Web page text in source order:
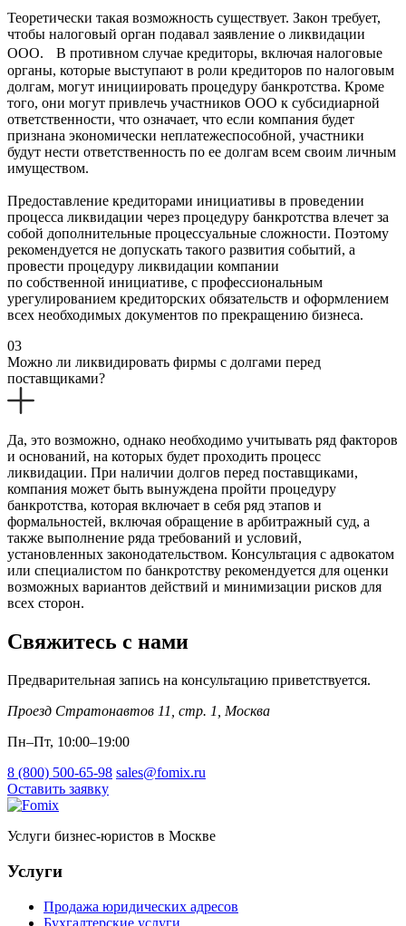
Теоретически такая возможность существует. Закон требует,
чтобы налоговый орган подавал заявление о ликвидации
ООО. В противном случае кредиторы, включая налоговые
органы, которые выступают в роли кредиторов по налоговым
долгам, могут инициировать процедуру банкротства. Кроме
того, они могут привлечь участников ООО к субсидиарной
ответственности, что означает, что если компания будет
признана экономически неплатежеспособной, участники
будут нести ответственность по ее долгам всем своим личным
имуществом.
Предоставление кредиторами инициативы в проведении
процесса ликвидации через процедуру банкротства влечет за
собой дополнительные процессуальные сложности. Поэтому
рекомендуется не допускать такого развития событий, а
провести процедуру ликвидации компании
по собственной инициативе, с профессиональным
урегулированием кредиторских обязательств и оформлением
всех необходимых документов по прекращению бизнеса.
03
Можно ли ликвидировать фирмы с долгами перед
поставщиками?
Да, это возможно, однако необходимо учитывать ряд факторов
и оснований, на которых будет проходить процесс
ликвидации. При наличии долгов перед поставщиками,
компания может быть вынуждена пройти процедуру
банкротства, которая включает в себя ряд этапов и
формальностей, включая обращение в арбитражный суд, а
также выполнение ряда требований и условий,
установленных законодательством. Консультация с адвокатом
или специалистом по банкротству рекомендуется для оценки
возможных вариантов действий и минимизации рисков для
всех сторон.
Свяжитесь с нами
Предварительная запись на консультацию приветствуется.
Проезд Стратонавтов 11, стр. 1
Москва
Пн–Пт, 10:00–19:00
8 (800) 500-65-98 sales@fomix.ru
Оставить заявку
Услуги бизнес-юристов в Москве
Услуги
Продажа юридических адресов
Бухгалтерские услуги